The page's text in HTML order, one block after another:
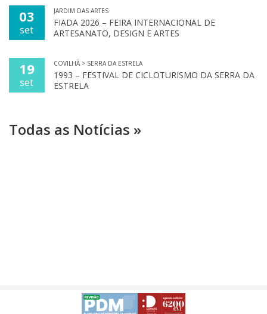
03
set
JARDIM DAS ARTES
FIADA 2026 – FEIRA INTERNACIONAL DE
ARTESANATO, DESIGN E ARTES
19
set
COVILHÃ > SERRA DA ESTRELA
1993 – FESTIVAL DE CICLOTURISMO DA SERRA DA
ESTRELA
Todas as Notícias »